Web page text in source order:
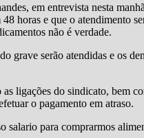
em entrevista nesta
horas e que o atendimento
não é verdade.
grave serão atendidas e os
ligações do sindicato, bem
o pagamento em atraso.
para comprarmos